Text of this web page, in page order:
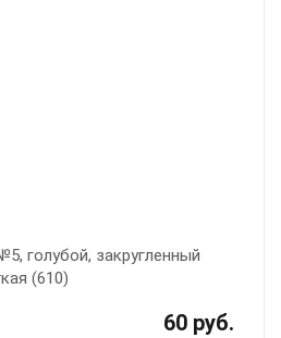
голубой, закругленный
(610)
60 руб.